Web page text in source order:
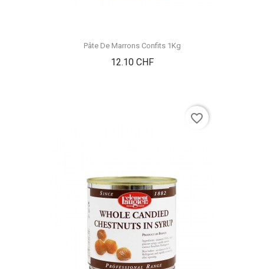
Pâte De Marrons Confits 1Kg
12.10 CHFPrix
favorite_border